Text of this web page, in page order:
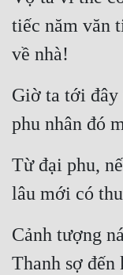
tiếc năm văn
về nhà!
Giờ ta tới
phu nhân đó
Từ đại phu,
lâu mới có
Cảnh tượng
Thanh sợ